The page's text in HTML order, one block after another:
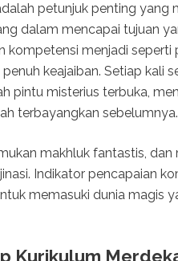
petunjuk penting yang
dalam mencapai tujuan
kompetensi menjadi seperti
keajaiban. Setiap kali
pintu misterius terbuka,
terbayangkan sebelumnya.
makhluk fantastis,
Indikator pencapaian
memasuki dunia magis
Kurikulum